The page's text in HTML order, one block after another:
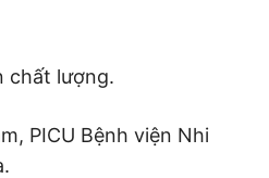
chất lượng.
PICU Bệnh viện Nhi